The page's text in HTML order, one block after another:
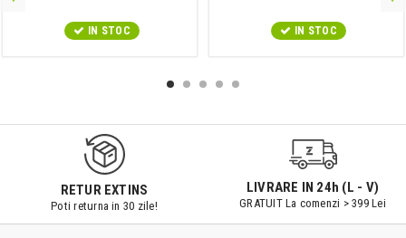
IN STOC IN STOC
RETUR EXTINS
Poti returna in 30 zile!
LIVRARE IN 24h (L - V)
GRATUIT La comenzi > 399 Lei